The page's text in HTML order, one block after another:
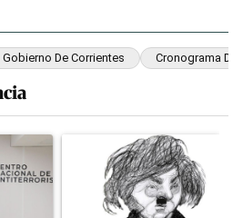
Gobierno De Corrientes Cronograma De
con más comentarios en los
con el título "El FBI desembarcó en
Un artículo de tendencia